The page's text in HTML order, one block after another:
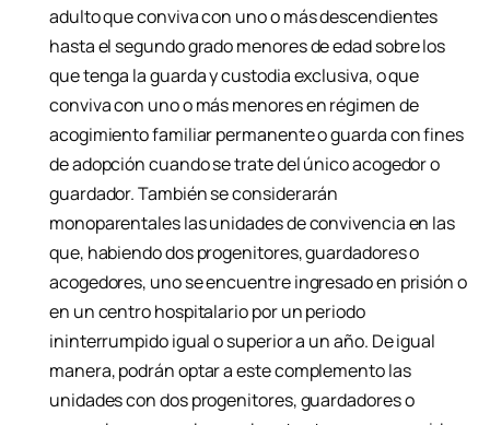
adulto que conviva con uno o más descendientes
hasta el segundo grado menores de edad sobre los
que tenga la guarda y custodia exclusiva, o que
conviva con uno o más menores en régimen de
acogimiento familiar permanente o guarda con fines
de adopción cuando se trate del único acogedor o
guardador. También se considerarán
monoparentales las unidades de convivencia en las
que, habiendo dos progenitores, guardadores o
acogedores, uno se encuentre ingresado en prisión o
en un centro hospitalario por un periodo
ininterrumpido igual o superior a un año. De igual
manera, podrán optar a este complemento las
unidades con dos progenitores, guardadores o